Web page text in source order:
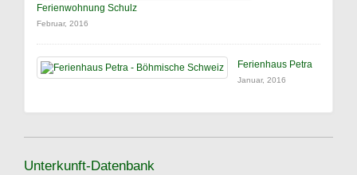
Ferienwohnung Schulz
Februar, 2016
Ferienhaus Petra
Januar, 2016
Unterkunft-Datenbank